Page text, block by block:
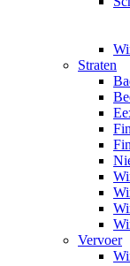
Straten
Vervoer